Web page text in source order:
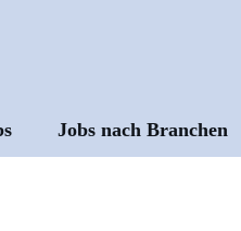
Jobs nach Branchen